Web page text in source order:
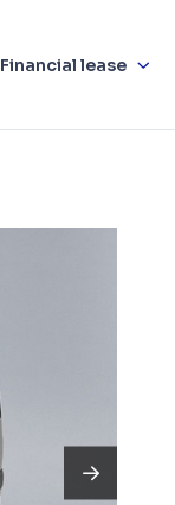
Financial lease